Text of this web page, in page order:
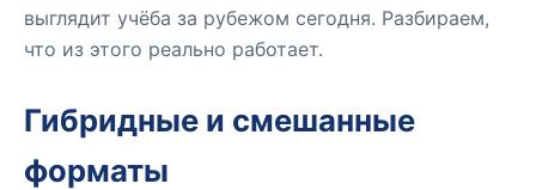
выглядит учёба за рубежом сегодня. Разбираем,
что из этого реально работает.
Гибридные и смешанные
форматы